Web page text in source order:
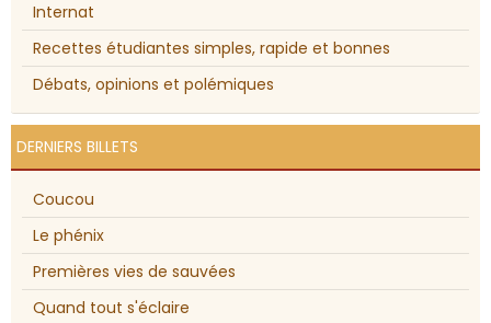
Internat
Recettes étudiantes simples, rapide et bonnes
Débats, opinions et polémiques
DERNIERS BILLETS
Coucou
Le phénix
Premières vies de sauvées
Quand tout s'éclaire